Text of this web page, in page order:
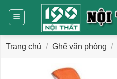
dung
Trang chủ / Ghế văn phòng /